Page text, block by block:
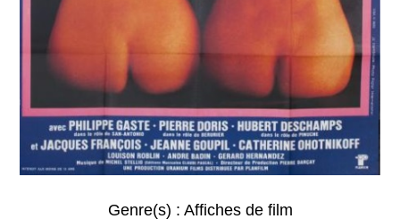
Genre(s) : Affiches de film